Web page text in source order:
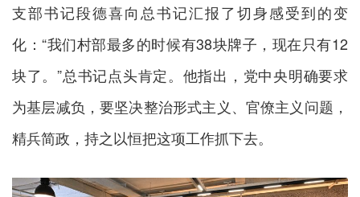
支部书记段德喜向总书记汇报了切身感受到的变
化：“我们村部最多的时候有38块牌子，现在只有12
块了。”总书记点头肯定。他指出，党中央明确要求
为基层减负，要坚决整治形式主义、官僚主义问题，
精兵简政，持之以恒把这项工作抓下去。